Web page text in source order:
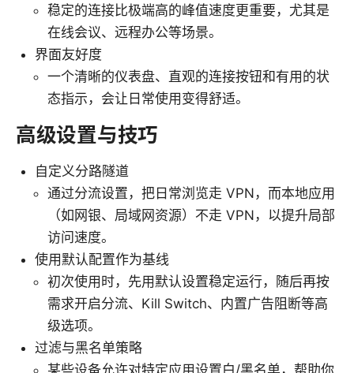
稳定的连接比极端高的峰值速度更重要，尤其是
在线会议、远程办公等场景。
界面友好度
一个清晰的仪表盘、直观的连接按钮和有用的状
态指示，会让日常使用变得舒适。
高级设置与技巧
自定义分路隧道
通过分流设置，把日常浏览走 VPN，而本地应用
（如网银、局域网资源）不走 VPN，以提升局部
访问速度。
使用默认配置作为基线
初次使用时，先用默认设置稳定运行，随后再按
需求开启分流、Kill Switch、内置广告阻断等高
级选项。
过滤与黑名单策略
某些设备允许对特定应用设置白/黑名单，帮助你